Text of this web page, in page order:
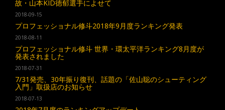
故・山本KID徳郁選手によせて
2018-09-15
プロフェッショナル修斗2018年9月度ランキング発表
2018-08-11
プロフェッショナル修斗 世界・環太平洋ランキング8月度が
発表されました
2018-07-31
7/31発売、30年振り復刊、話題の「佐山聡のシューティング
入門」取扱店のお知らせ
2018-07-13